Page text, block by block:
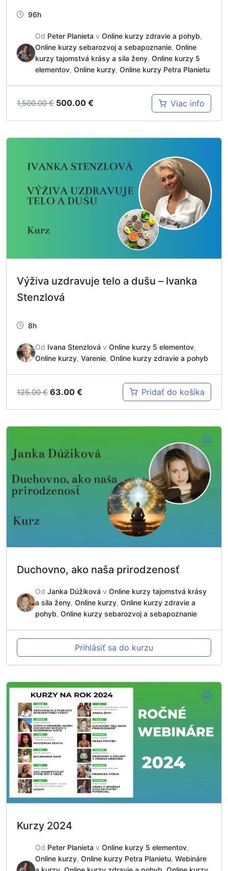
96h
Od Peter Planieta v Online kurzy zdravie a pohyb,
Online kurzy sebarozvoj a sebapoznanie, Online
kurzy tajomstvá krásy a sila ženy, Online kurzy 5
elementov, Online kurzy, Online kurzy Petra Planietu
1,500.00€ 500.00 € Viac info
Výživa uzdravuje telo a dušu – Ivanka
Stenzlová
8h
Od Ivana Stenzlová v Online kurzy 5 elementov,
Online kurzy, Varenie, Online kurzy zdravie a pohyb
125.00€ 63.00 € Pridať do košíka
Duchovno, ako naša prirodzenosť
Od Janka Dúžiková v Online kurzy tajomstvá krásy
a sila ženy, Online kurzy, Online kurzy zdravie a
pohyb, Online kurzy sebarozvoj a sebapoznanie
Prihlásiť sa do kurzu
Kurzy 2024
Od Peter Planieta v Online kurzy 5 elementov,
Online kurzy, Online kurzy Petra Planietu, Webináre